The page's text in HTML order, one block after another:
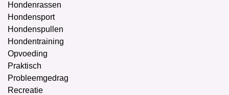
Hondenrassen
Hondensport
Hondenspullen
Hondentraining
Opvoeding
Praktisch
Probleemgedrag
Recreatie